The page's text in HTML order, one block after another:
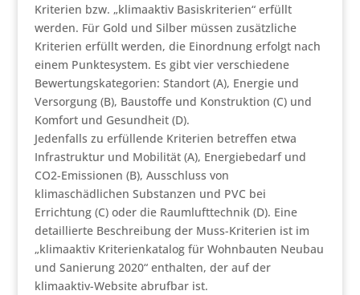
Kriterien bzw. „klimaaktiv Basiskriterien“ erfüllt
werden. Für Gold und Silber müssen zusätzliche
Kriterien erfüllt werden, die Einordnung erfolgt nach
einem Punktesystem. Es gibt vier verschiedene
Bewertungskategorien: Standort (A), Energie und
Versorgung (B), Baustoffe und Konstruktion (C) und
Komfort und Gesundheit (D).
Jedenfalls zu erfüllende Kriterien betreffen etwa
Infrastruktur und Mobilität (A), Energiebedarf und
CO2-Emissionen (B), Ausschluss von
klimaschädlichen Substanzen und PVC bei
Errichtung (C) oder die Raumlufttechnik (D). Eine
detaillierte Beschreibung der Muss-Kriterien ist im
„klimaaktiv Kriterienkatalog für Wohnbauten Neubau
und Sanierung 2020“ enthalten, der auf der
klimaaktiv-Website abrufbar ist.